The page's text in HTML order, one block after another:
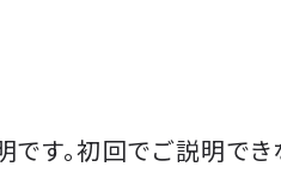
す。初回でご説明で